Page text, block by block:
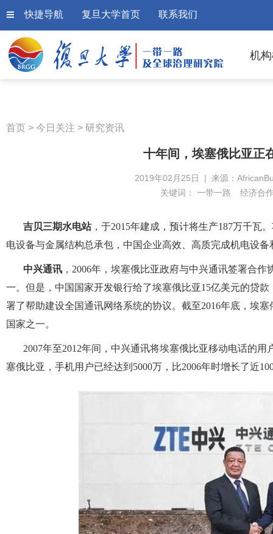
快捷导航 复旦大学首页 联系我们
机
首页 > 今日关注 > 研究资讯
十年间，埃塞俄比亚正
2019年02月25日 | 来源：
关键词： 一带一路 经济合
吉贝三期水电站，于2015年建成，预计将生产187万千瓦
电设备与金属结构总承包，中国企业高效、高质完成机电设
中兴通讯 ， 2006年，埃塞俄比亚政府与中兴通讯签署合作
一。但是，中国国家开发银行给了埃塞俄比亚15亿美元的贷款
署了帮助建设全国通讯网络系统的协议。截至2016年底，埃塞
国家之一。
2007年至2012年间，中兴通讯将埃塞俄比亚移动电话的用
塞俄比亚，手机用户已经达到 5000万，比2006年时增长了近